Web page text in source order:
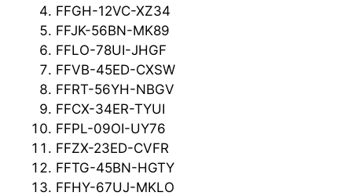
FFGH-12VC-XZ34
FFJK-56BN-MK89
FFLO-78UI-JHGF
FFVB-45ED-CXSW
FFRT-56YH-NBGV
FFCX-34ER-TYUI
FFPL-09OI-UY76
FFZX-23ED-CVFR
FFTG-45BN-HGTY
FFHY-67UJ-MKLO